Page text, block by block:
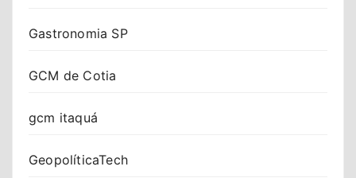
Gastronomia SP
GCM de Cotia
gcm itaquá
GeopolíticaTech